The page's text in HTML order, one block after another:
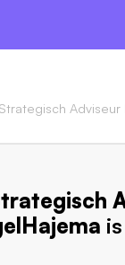
Strategisch